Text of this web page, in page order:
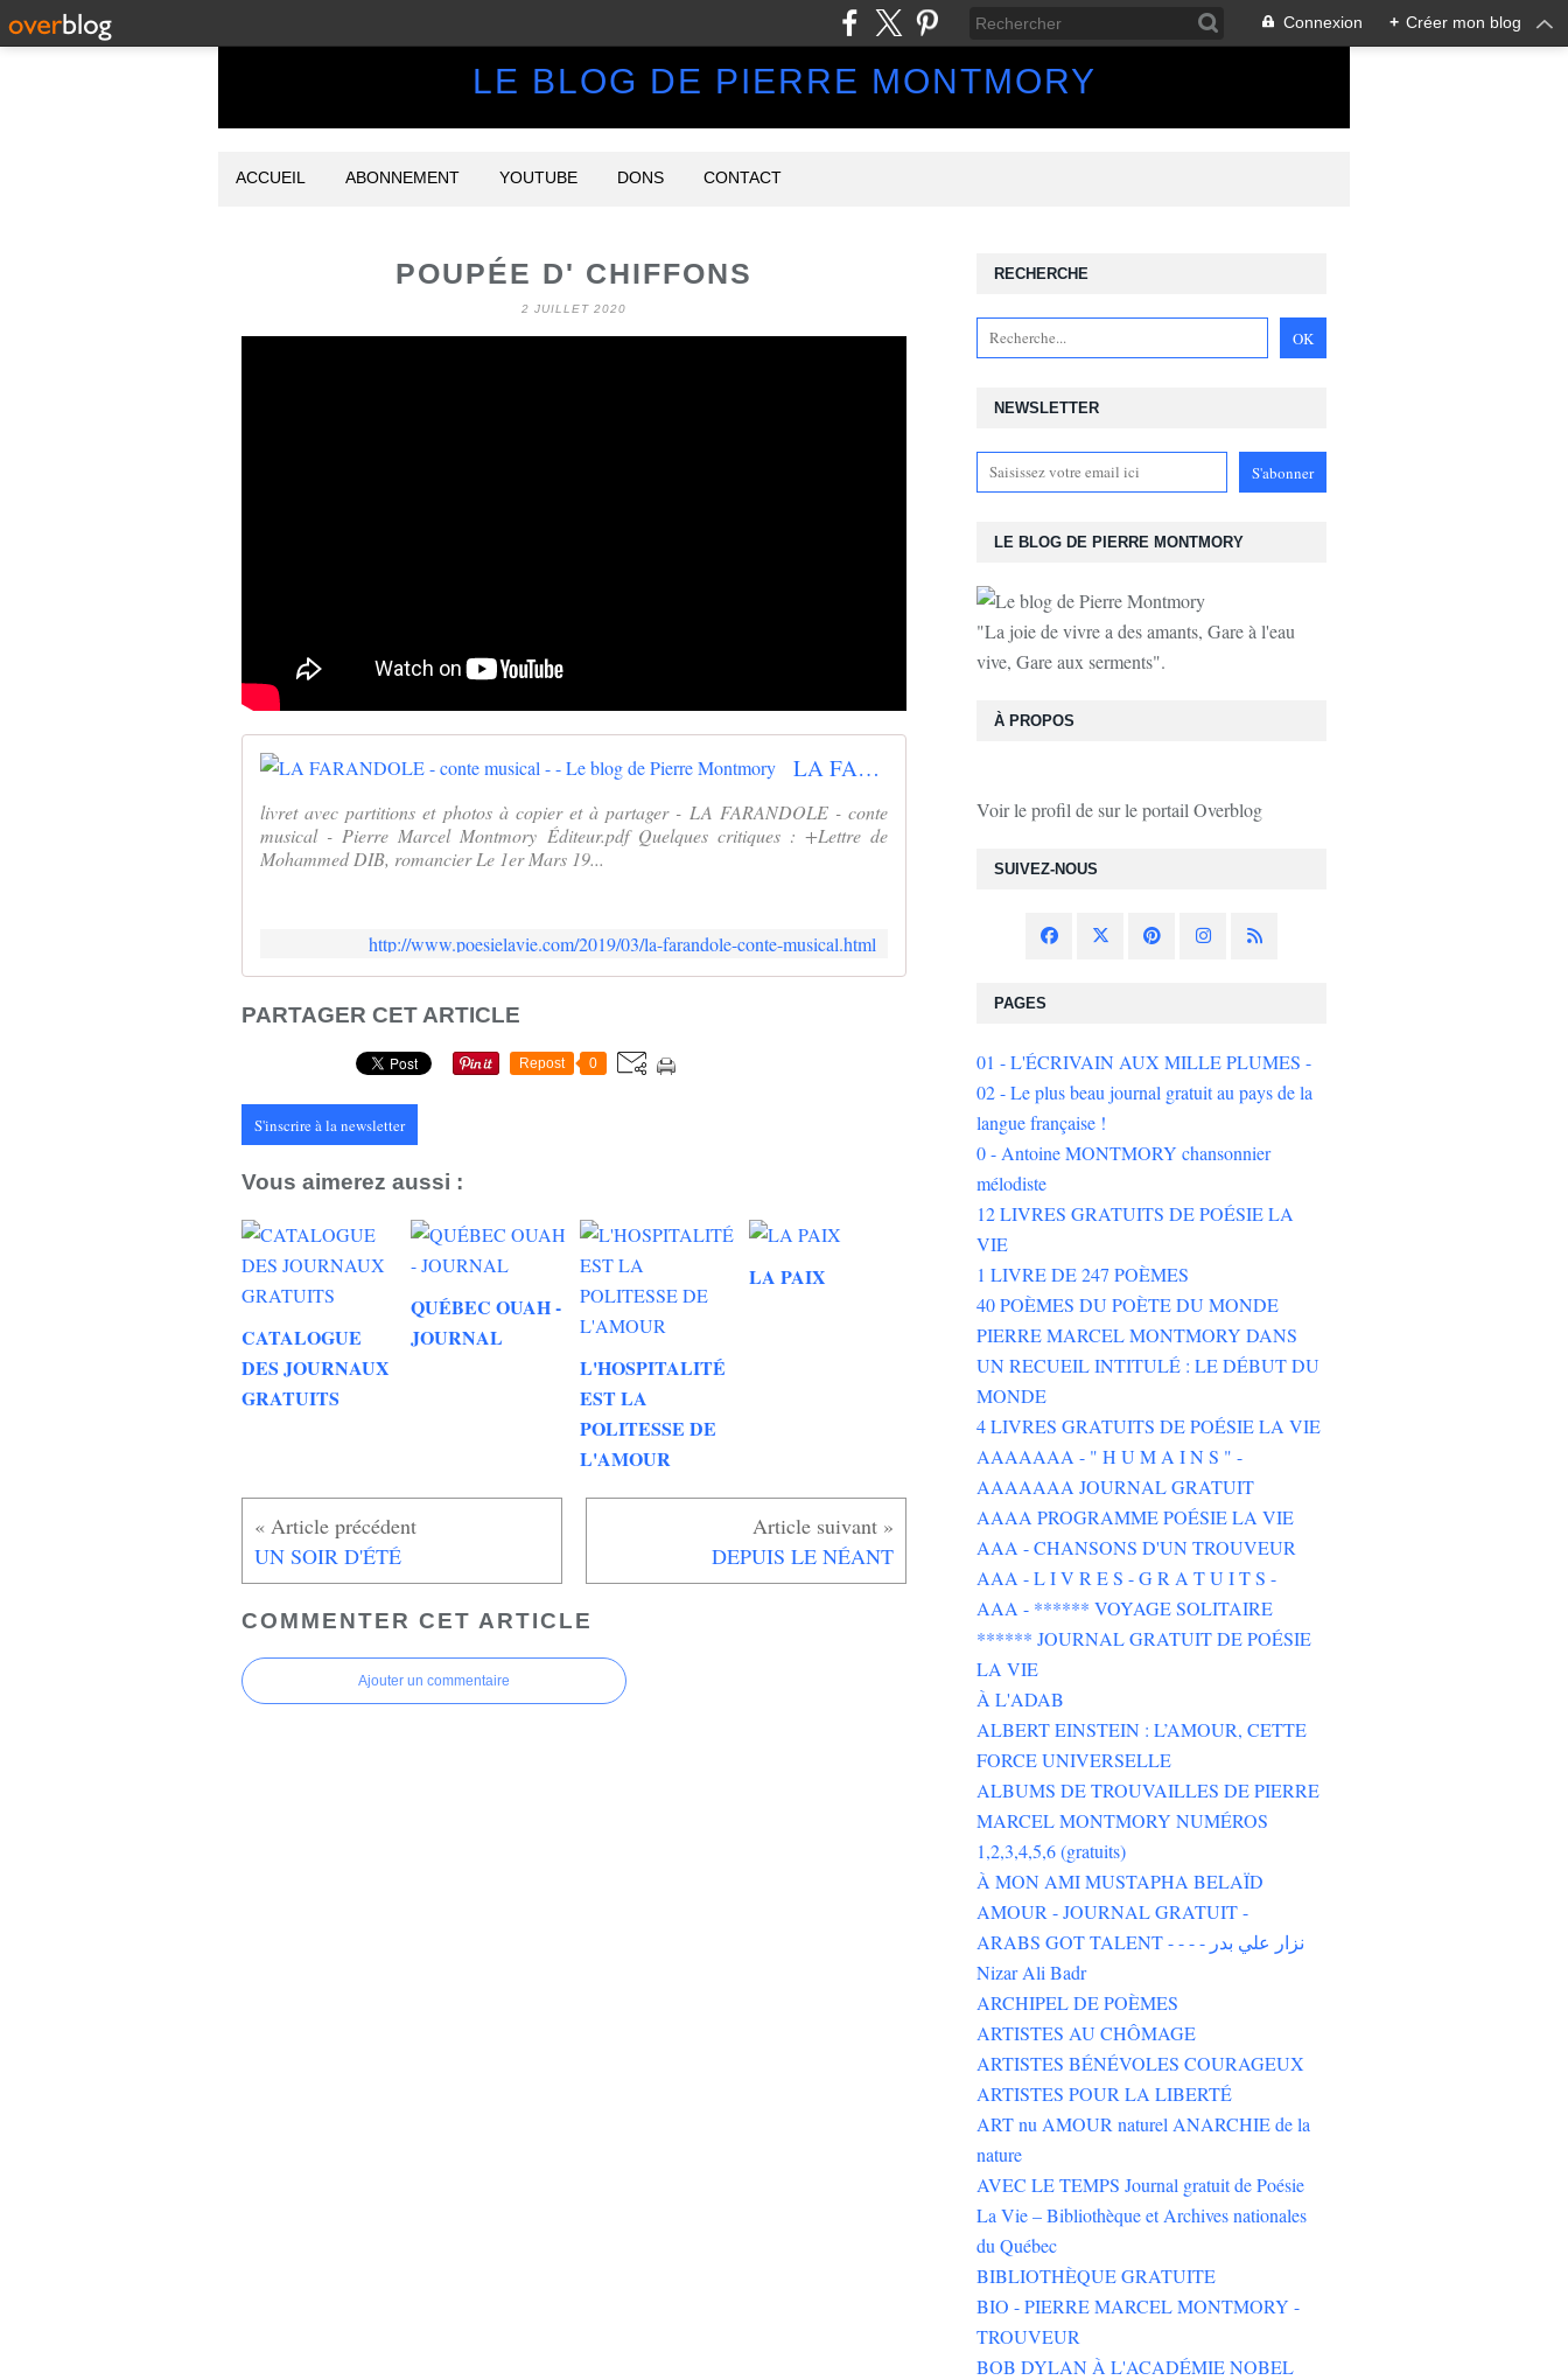
Connexion + Créer mon blog
LE BLOG DE PIERRE MONTMORY
ACCUEIL ABONNEMENT YOUTUBE DONS CONTACT
POUPÉE D' CHIFFONS
2 JUILLET 2020
LA FARANDOLE - conte musical - - Le blog de Pierre Montmory
livret avec partitions et photos à copier et à partager - LA FARANDOLE - conte
musical - Pierre Marcel Montmory Éditeur.pdf Quelques critiques : +Lettre de
Mohammed DIB, romancier Le 1er Mars 19...
http://www.poesielavie.com/2019/03/la-farandole-conte-musical.html
PARTAGER CET ARTICLE
Repost 0
S'inscrire à la newsletter
Vous aimerez aussi :
CATALOGUE
DES JOURNAUX
GRATUITS
QUÉBEC OUAH -
JOURNAL
L'HOSPITALITÉ
EST LA
POLITESSE DE
L'AMOUR
LA PAIX
UN SOIR D'ÉTÉ DEPUIS LE NÉANT
COMMENTER CET ARTICLE
Ajouter un commentaire
NEWSLETTER
SUIVEZ-NOUS
RECHERCHE
LE BLOG DE PIERRE MONTMORY
"La joie de vivre a des amants, Gare à l'eau
vive, Gare aux serments".
À PROPOS
Voir le profil desur le portail Overblog
PAGES
01 - L'ÉCRIVAIN AUX MILLE PLUMES -
02 - Le plus beau journal gratuit au pays de la
langue française !
0 - Antoine MONTMORY chansonnier
mélodiste
12 LIVRES GRATUITS DE POÉSIE LA
VIE
1 LIVRE DE 247 POÈMES
40 POÈMES DU POÈTE DU MONDE
PIERRE MARCEL MONTMORY DANS
UN RECUEIL INTITULÉ : LE DÉBUT DU
MONDE
4 LIVRES GRATUITS DE POÉSIE LA VIE
AAAAAAA - " H U M A I N S " -
AAAAAAA JOURNAL GRATUIT
AAAA PROGRAMME POÉSIE LA VIE
AAA - CHANSONS D'UN TROUVEUR
AAA - L I V R E S - G R A T U I T S -
AAA - ****** VOYAGE SOLITAIRE
****** JOURNAL GRATUIT DE POÉSIE
LA VIE
À L'ADAB
ALBERT EINSTEIN : L’AMOUR, CETTE
FORCE UNIVERSELLE
ALBUMS DE TROUVAILLES DE PIERRE
MARCEL MONTMORY NUMÉROS
1,2,3,4,5,6 (gratuits)
À MON AMI MUSTAPHA BELAÏD
AMOUR - JOURNAL GRATUIT -
ARABS GOT TALENT - - - - نزار علي بدر
Nizar Ali Badr
ARCHIPEL DE POÈMES
ARTISTES AU CHÔMAGE
ARTISTES BÉNÉVOLES COURAGEUX
ARTISTES POUR LA LIBERTÉ
ART nu AMOUR naturel ANARCHIE de la
nature
AVEC LE TEMPS Journal gratuit de Poésie
La Vie – Bibliothèque et Archives nationales
du Québec
BIBLIOTHÈQUE GRATUITE
BIO - PIERRE MARCEL MONTMORY -
TROUVEUR
BOB DYLAN À L'ACADÉMIE NOBEL